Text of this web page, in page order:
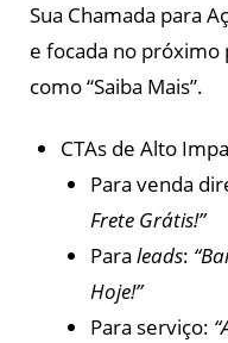
Sua Chamada para
e focada no próximo
como “Saiba Mais”.
CTAs de Alto
Para venda
Frete Grátis!”
Para leads:
Hoje!”
Para serviço: